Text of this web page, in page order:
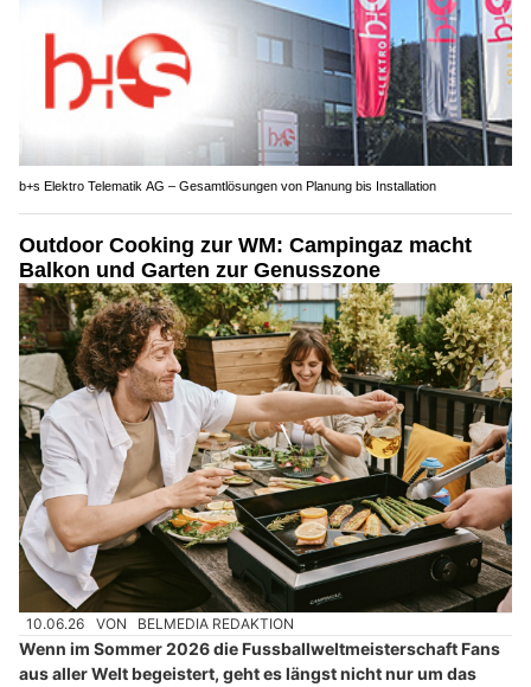
b+s Elektro Telematik AG – Gesamtlösungen von Planung bis Installation
Outdoor Cooking zur WM: Campingaz macht
Balkon und Garten zur Genusszone
10.06.26 VON BELMEDIA REDAKTION
Wenn im Sommer 2026 die Fussballweltmeisterschaft Fans
aus aller Welt begeistert, geht es längst nicht nur um das